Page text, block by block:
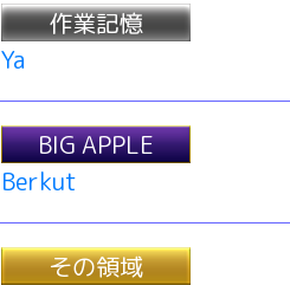
作業記憶
Ya
BIG APPLE
Berkut
その領域